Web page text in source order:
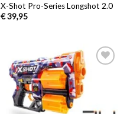
X-Shot Pro-Series Longshot 2.0
€39,95
Toevoegen